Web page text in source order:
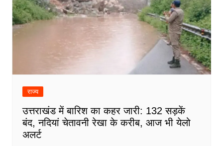
राज्य
उत्तराखंड में बारिश का कहर जारी: 132 सड़कें
बंद, नदियां चेतावनी रेखा के करीब, आज भी येलो
अलर्ट